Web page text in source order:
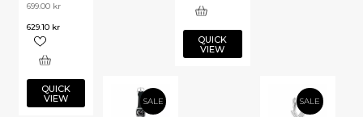
699.00 kr
629.10 kr
QUICK
VIEW
QUICK
VIEW
SALE SALE